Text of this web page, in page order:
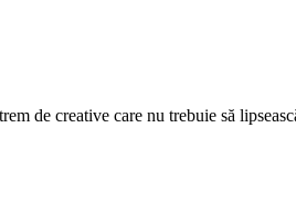
de creative care nu trebuie să